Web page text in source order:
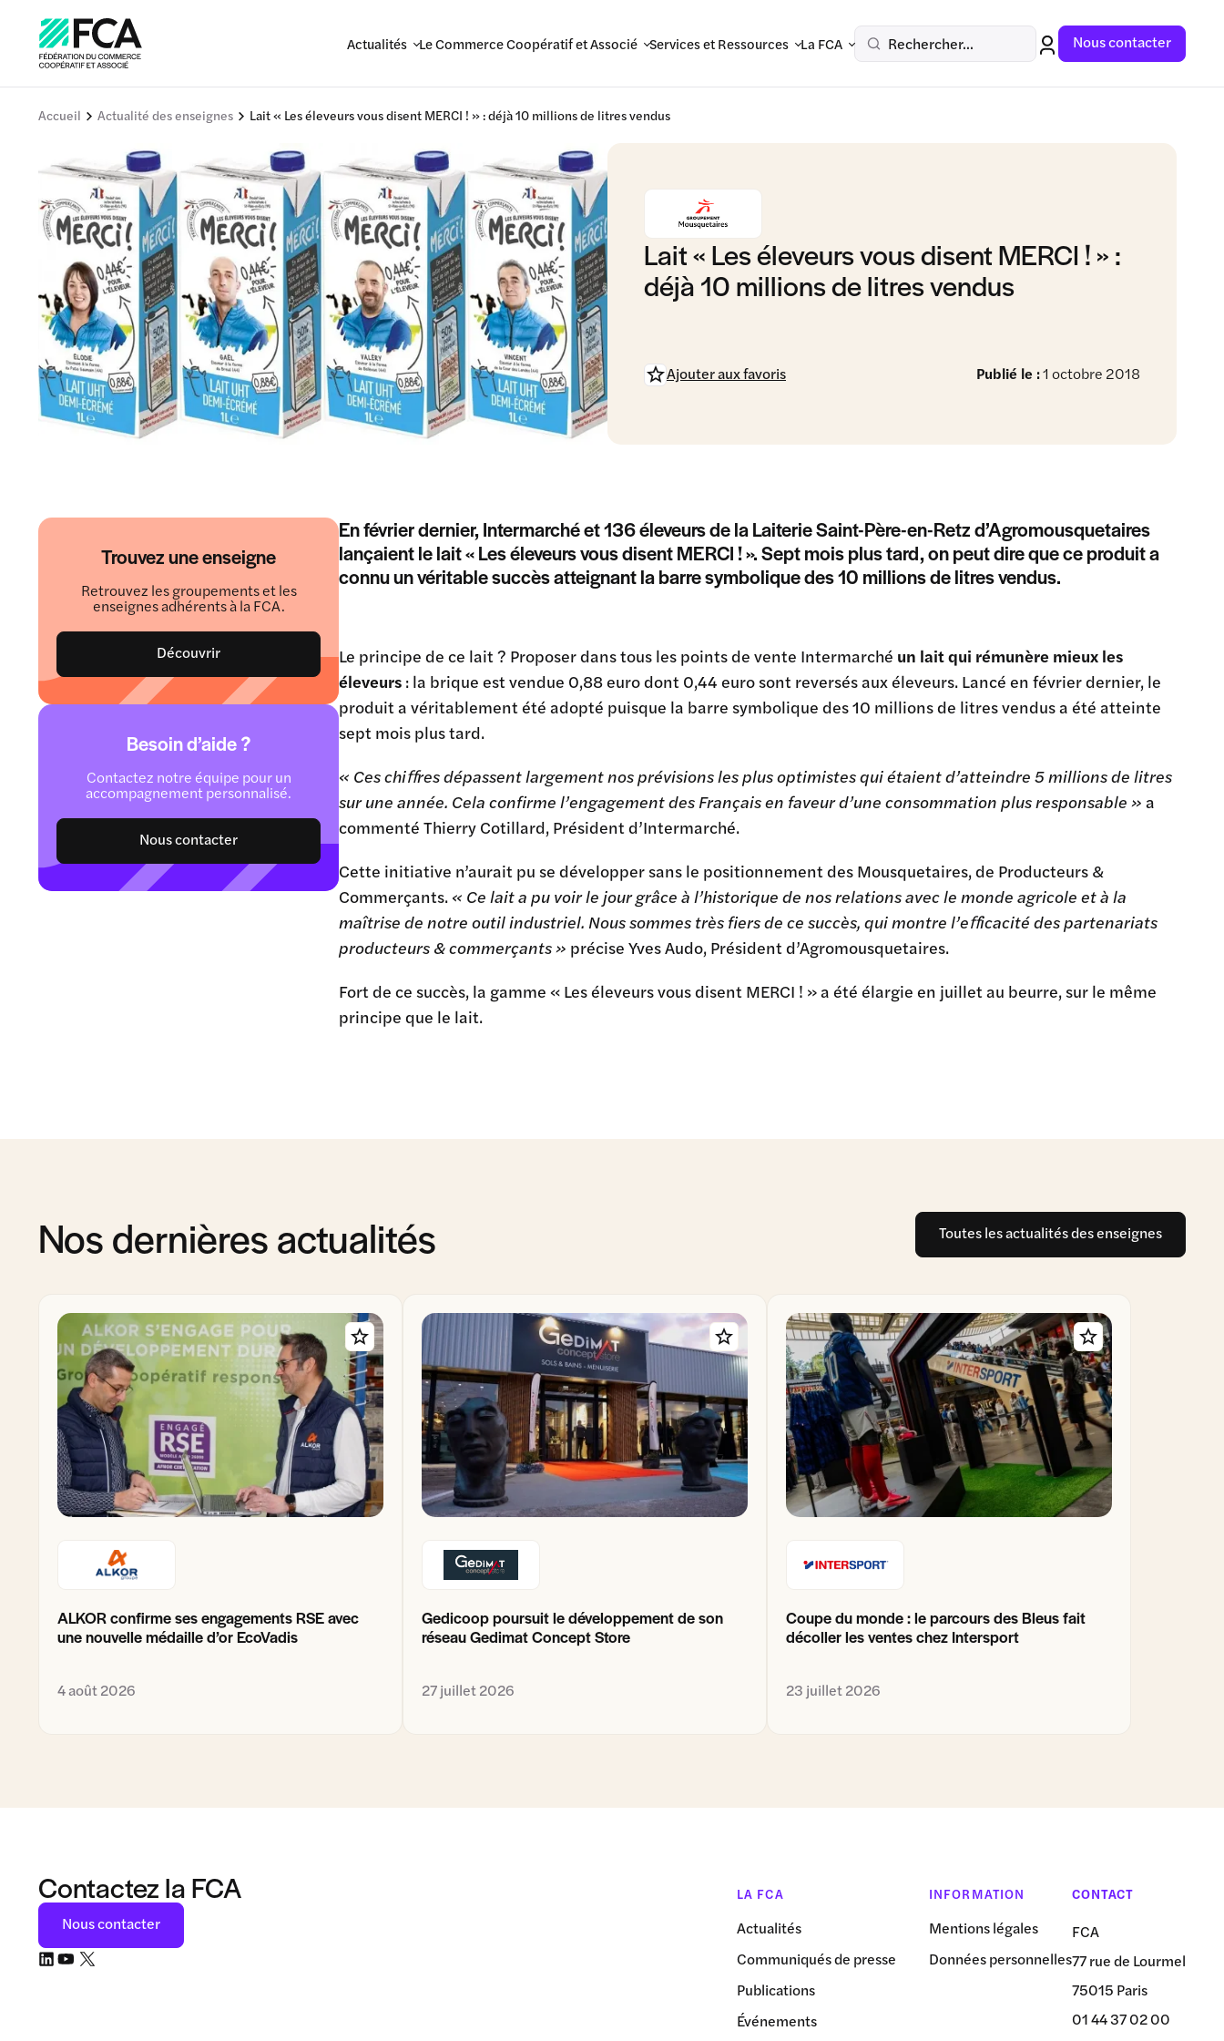
Actualités Le Commerce Coopératif et Associé Services et Ressources La FCA Rechercher... Nous contacter
Accueil Actualité des enseignes Lait « Les éleveurs vous disent MERCI ! » : déjà 10 millions de litres vendus
Lait « Les éleveurs vous disent MERCI ! » :
déjà 10 millions de litres vendus
Publié le :1 octobre 2018
Ajouter aux favoris
Trouvez une enseigne
Retrouvez les groupements et les
enseignes adhérents à la FCA.
Découvrir
Besoin d’aide ?
Contactez notre équipe pour un
accompagnement personnalisé.
Nous contacter
En février dernier, Intermarché et 136 éleveurs de la Laiterie Saint-Père-en-Retz d’Agromousquetaires
lançaient le lait « Les éleveurs vous disent MERCI ! ». Sept mois plus tard, on peut dire que ce produit a
connu un véritable succès atteignant la barre symbolique des 10 millions de litres vendus.
Le principe de ce lait ? Proposer dans tous les points de vente Intermarché un lait qui rémunère mieux les
éleveurs : la brique est vendue 0,88 euro dont 0,44 euro sont reversés aux éleveurs. Lancé en février dernier, le
produit a véritablement été adopté puisque la barre symbolique des 10 millions de litres vendus a été atteinte
sept mois plus tard.
« Ces chiﬀres dépassent largement nos prévisions les plus optimistes qui étaient d’atteindre 5 millions de litres
sur une année. Cela confirme l’engagement des Français en faveur d’une consommation plus responsable » a
commenté Thierry Cotillard, Président d’Intermarché.
Cette initiative n’aurait pu se développer sans le positionnement des Mousquetaires, de Producteurs &
Commerçants. « Ce lait a pu voir le jour grâce à l’historique de nos relations avec le monde agricole et à la
maîtrise de notre outil industriel. Nous sommes très fiers de ce succès, qui montre l’eﬀicacité des partenariats
producteurs & commerçants » précise Yves Audo, Président d’Agromousquetaires.
Fort de ce succès, la gamme « Les éleveurs vous disent MERCI ! » a été élargie en juillet au beurre, sur le même
principe que le lait.
Nos dernières actualités Toutes les actualités des enseignes
ALKOR confirme ses engagements RSE avec
une nouvelle médaille d’or EcoVadis
4 août 2026
Gedicoop poursuit le développement de son
réseau Gedimat Concept Store
27 juillet 2026
Coupe du monde : le parcours des Bleus fait
décoller les ventes chez Intersport
23 juillet 2026
Contactez la FCA
Nous contacter
LA FCA
Actualités
Communiqués de presse
Publications
Événements
INFORMATION
Mentions légales
Données personnelles
CONTACT
FCA
77 rue de Lourmel
75015 Paris
01 44 37 02 00